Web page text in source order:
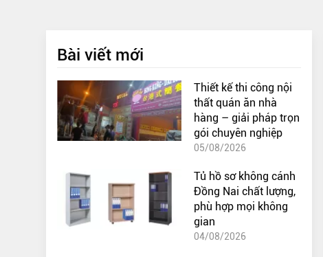
Bài viết mới
Thiết kế thi công nội
thất quán ăn nhà
hàng – giải pháp trọn
gói chuyên nghiệp
05/08/2026
Tủ hồ sơ không cánh
Đồng Nai chất lượng,
phù hợp mọi không
gian
04/08/2026